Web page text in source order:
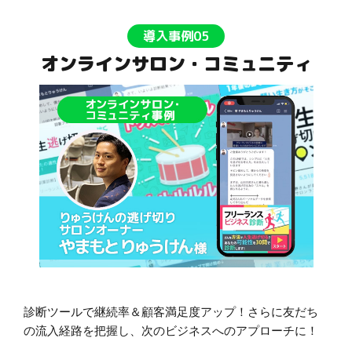
導入事例05
オンラインサロン・コミュニティ
診断ツールで継続率＆顧客満足度アップ！さらに友だち
の流入経路を把握し、次のビジネスへのアプローチに！